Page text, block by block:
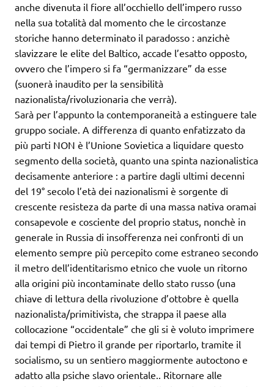
anche divenuta il fiore all’occhiello dell’impero russo
nella sua totalità dal momento che le circostanze
storiche hanno determinato il paradosso : anzichè
slavizzare le elite del Baltico, accade l’esatto opposto,
ovvero che l’impero si fa “germanizzare” da esse
(suonerà inaudito per la sensibilità
nazionalista/rivoluzionaria che verrà).
Sarà per l’appunto la contemporaneità a estinguere tale
gruppo sociale. A differenza di quanto enfatizzato da
più parti NON è l’Unione Sovietica a liquidare questo
segmento della società, quanto una spinta nazionalistica
decisamente anteriore : a partire dagli ultimi decenni
del 19° secolo l’età dei nazionalismi è sorgente di
crescente resisteza da parte di una massa nativa oramai
consapevole e cosciente del proprio status, nonchè in
generale in Russia di insofferenza nei confronti di un
elemento sempre più percepito come estraneo secondo
il metro dell’identitarismo etnico che vuole un ritorno
alla origini più incontaminate dello stato russo (una
chiave di lettura della rivoluzione d’ottobre è quella
nazionalista/primitivista, che strappa il paese alla
collocazione “occidentale” che gli si è voluto imprimere
dai tempi di Pietro il grande per riportarlo, tramite il
socialismo, su un sentiero maggiormente autoctono e
adatto alla psiche slavo orientale.. Ritornare alle